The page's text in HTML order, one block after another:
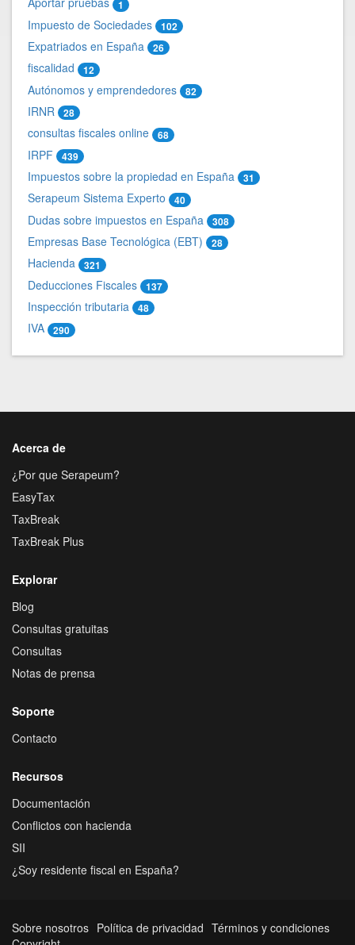
1
Impuesto de Sociedades 102
Expatriados en España 26
fiscalidad 12
Autónomos y emprendedores 82
IRNR 28
consultas fiscales online 68
IRPF 439
Impuestos sobre la propiedad en España 31
Serapeum Sistema Experto 40
Dudas sobre impuestos en España 308
Empresas Base Tecnológica (EBT) 28
Hacienda 321
Deducciones Fiscales 137
Inspección tributaria 48
IVA 290
Acerca de
¿Por que Serapeum?
EasyTax
TaxBreak
TaxBreak Plus
Explorar
Blog
Consultas gratuitas
Consultas
Notas de prensa
Soporte
Contacto
Recursos
Documentación
Conflictos con hacienda
SII
¿Soy residente fiscal en España?
Sobre nosotros Política de privacidad Términos y condiciones